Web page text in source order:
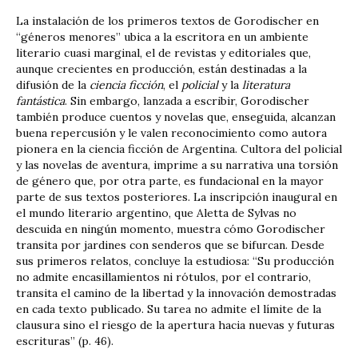
La instalación de los primeros textos de Gorodischer en
“géneros menores” ubica a la escritora en un ambiente
literario cuasi marginal, el de revistas y editoriales que,
aunque crecientes en producción, están destinadas a la
difusión de la ciencia ficción, el policialy la literatura
fantástica. Sin embargo, lanzada a escribir, Gorodischer
también produce cuentos y novelas que, enseguida, alcanzan
buena repercusión y le valen reconocimiento como autora
pionera en la ciencia ficción de Argentina. Cultora del policial
y las novelas de aventura, imprime a su narrativa una torsión
de género que, por otra parte, es fundacional en la mayor
parte de sus textos posteriores. La inscripción inaugural en
el mundo literario argentino, que Aletta de Sylvas no
descuida en ningún momento, muestra cómo Gorodischer
transita por jardines con senderos que se bifurcan. Desde
sus primeros relatos, concluye la estudiosa: “Su producción
no admite encasillamientos ni rótulos, por el contrario,
transita el camino de la libertad y la innovación demostradas
en cada texto publicado. Su tarea no admite el límite de la
clausura sino el riesgo de la apertura hacia nuevas y futuras
escrituras” (p. 46).